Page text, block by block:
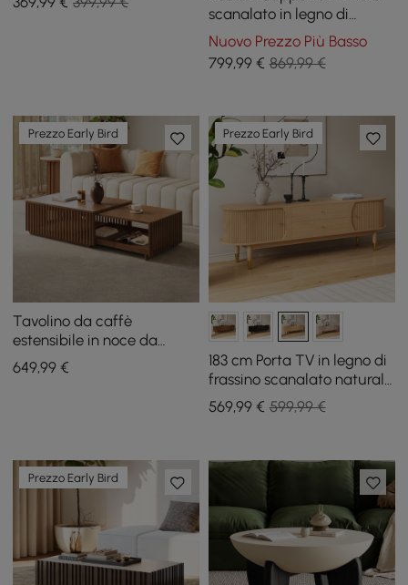
legno
scanalato in legno di
frassino con armadietti
Nuovo Prezzo Più Basso
799,99€ 869,99 €
Prezzo Early Bird
Tavolino da caffè
estensibile in noce da
33"-55" con vano
portaoggetti
649,99 €
Prezzo Early Bird
183 cm Porta TV in legno di
frassino scanalato naturale
con contenitore
569,99€ 599,99 €
Prezzo Early Bird